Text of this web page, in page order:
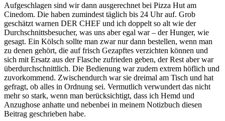
Aufgeschlagen sind wir dann ausgerechnet bei Pizza Hut am
Cinedom. Die haben zumindest täglich bis 24 Uhr auf. Grob
geschätzt warnen DER CHEF und ich doppelt so alt wie der
Durchschnittsbesucher, was uns aber egal war – der Hunger, wie
gesagt. Ein Kölsch sollte man zwar nur dann bestellen, wenn man
zu denen gehört, die auf frisch Gezapftes verzichten können und
sich mit Ersatz aus der Flasche zufrieden geben, der Rest aber war
überdurchschnittlich. Die Bedienung war zudem extrem höflich und
zuvorkommend. Zwischendurch war sie dreimal am Tisch und hat
gefragt, ob alles in Ordnung sei. Vermutlich verwundert das nicht
mehr so stark, wenn man berücksichtigt, dass ich Hemd und
Anzughose anhatte und nebenbei in meinem Notizbuch diesen
Beitrag geschrieben habe.